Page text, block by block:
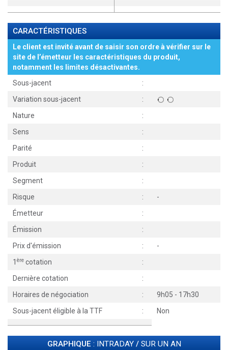
CARACTÉRISTIQUES
Le client est invité avant de saisir son ordre à vérifier sur le
site de l’émetteur les caractéristiques du produit,
notamment les limites désactivantes.
Sous-jacent
:
Variation sous-jacent
:
Nature
:
Sens
:
Parité
:
Produit
:
Segment
:
Risque
:
-
Émetteur
:
Émission
:
Prix d'émission
:
-
1 ère cotation
:
Dernière cotation
:
Horaires de négociation
:
9h05 - 17h30
Sous-jacent éligible à la TTF
: Non
GRAPHIQUE : INTRADAY/ SUR UN AN